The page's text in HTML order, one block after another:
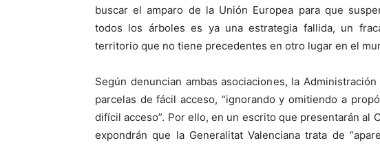
buscar el amparo de la Unión Europea para que
todos los árboles es ya una estrategia fallida, un
territorio que no tiene precedentes en otro lugar en el
Según denuncian ambas asociaciones, la
parcelas de fácil acceso, “ignorando y omitiendo a
difícil acceso”. Por ello, en un escrito que presentarán al
expondrán que la Generalitat Valenciana trata de